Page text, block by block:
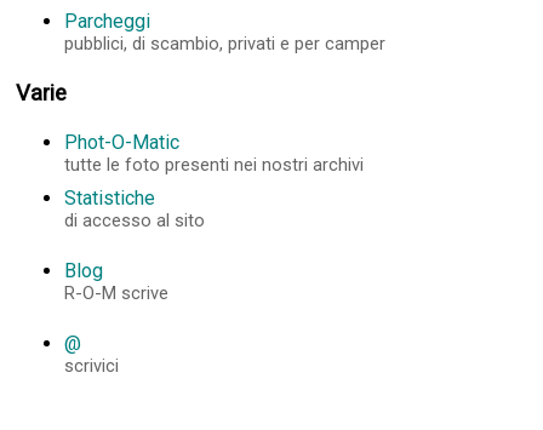
Parcheggi
pubblici, di scambio, privati e per camper
Varie
Phot-O-Matic
tutte le foto presenti nei nostri archivi
Statistiche
di accesso al sito
Blog
R-O-M scrive
@
scrivici